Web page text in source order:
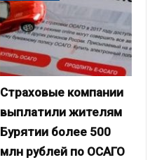
Страховые компании
выплатили жителям
Бурятии более 500
млн рублей по ОСАГО